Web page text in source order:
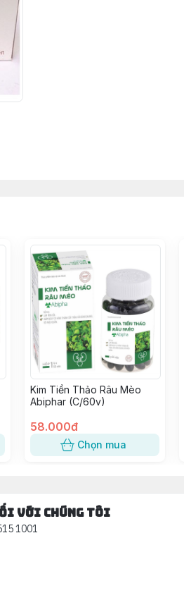
Kim Tiền Thảo Râu Mèo
Abiphar (C/60v)
58.000đ
Chọn mua
với chúng tôi
1001